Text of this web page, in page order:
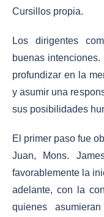
Cursillos propia.
Los dirigentes
buenas
profundizar en la
y asumir una
sus posibilidades
El primer paso fue
Juan, Mons.
favorablemente la
adelante, con la
quienes